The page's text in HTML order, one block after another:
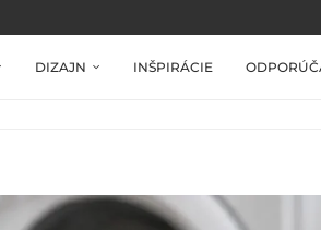
DIZAJN INŠPIRÁCIE